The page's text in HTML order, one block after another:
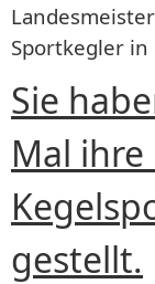
Sportkegler
Sie
Mal ihre
gestellt.